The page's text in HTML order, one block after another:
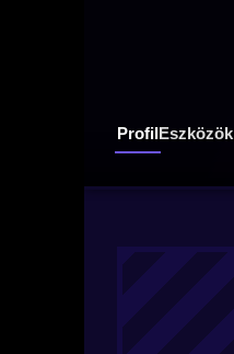
ProfilEszközök